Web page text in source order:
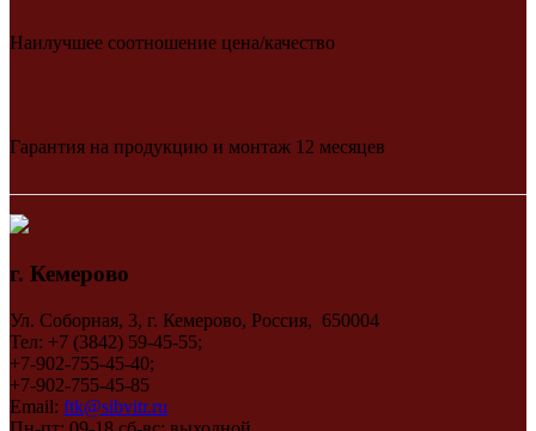
Наилучшее соотношение цена/качество
Гарантия на продукцию и монтаж 12 месяцев
г. Кемерово
Ул. Соборная, 3, г. Кемерово, Россия, 650004
Тел: +7 (3842) 59-45-55;
+7-902-755-45-40;
+7-902-755-45-85
Email: ftk@sibvitr.ru